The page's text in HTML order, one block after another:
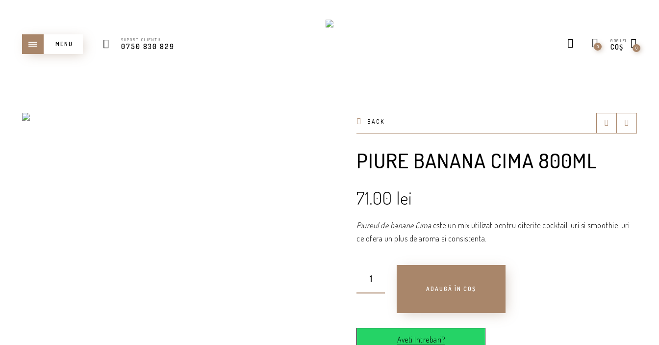
MENU
SUPORT CLIENTI!
0750 830 829 0
0.00 LEI
COȘ 0
BACK
PIURE BANANA CIMA 800ML
71.00 lei
Piureul de banane Cimaeste un mix utilizat pentru diferite cocktail-uri si smoothie-uri
ce ofera un plus de aroma si consistenta.
ADAUGĂ ÎN COȘ
Aveti Intrebari?